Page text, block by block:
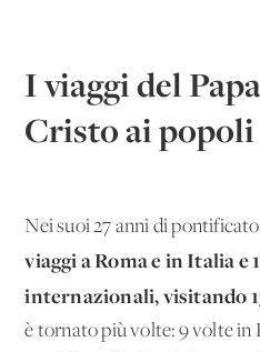
I viaggi del
Cristo ai popoli
Nei suoi 27 anni di
viaggi a Roma e in Italia e
internazionali, visitando
è tornato più volte: 9 volte in